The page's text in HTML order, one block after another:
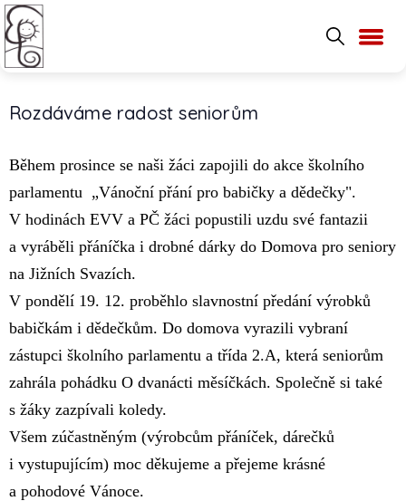
Rozdáváme radost seniorům
Během prosince se naši žáci zapojili do akce školního
parlamentu „Vánoční přání pro babičky a dědečky".
V hodinách EVV a PČ žáci popustili uzdu své fantazii
a vyráběli přáníčka i drobné dárky do Domova pro seniory
na Jižních Svazích.
V pondělí 19. 12. proběhlo slavnostní předání výrobků
babičkám i dědečkům. Do domova vyrazili vybraní
zástupci školního parlamentu a třída 2.A, která seniorům
zahrála pohádku O dvanácti měsíčkách. Společně si také
s žáky zazpívali koledy.
Všem zúčastněným (výrobcům přáníček, dárečků
i vystupujícím) moc děkujeme a přejeme krásné
a pohodové Vánoce.